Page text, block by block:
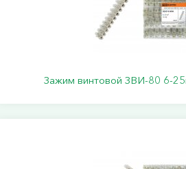
Зажим винтовой ЗВИ-80 6-